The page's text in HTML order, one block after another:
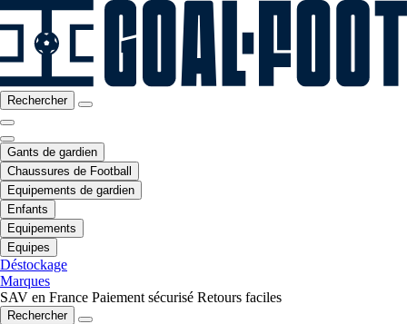
Rechercher
Gants de gardien
Chaussures de Football
Equipements de gardien
Enfants
Equipements
Equipes
Déstockage
Marques
SAV en France Paiement sécurisé Retours faciles
Rechercher